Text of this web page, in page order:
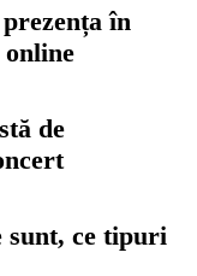
în
de
sunt, ce tipuri